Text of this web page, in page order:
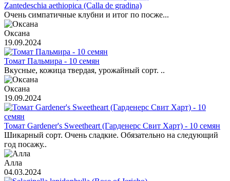
Zantedeschia aethiopica (Calla de gradina)
Очень симпатичные клубни и итог по посже...
Оксана
19.09.2024
Томат Пальмира - 10 семян
Вкусные, кожица твердая, урожайный сорт. ..
Оксана
19.09.2024
Томат Gardener's Sweetheart (Гарденерс Свит Харт) - 10 семян
Шикарный сорт. Очень сладкие. Обязательно на следующий
год посажу..
Алла
04.03.2024